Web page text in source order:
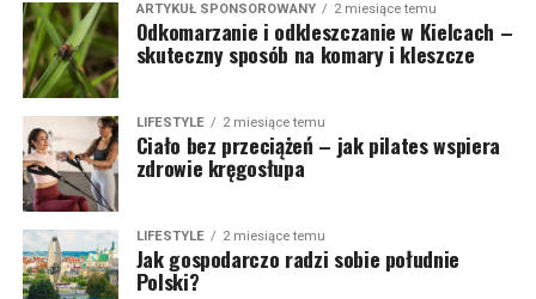
ARTYKUŁ SPONSOROWANY 2 miesiące temu
Odkomarzanie i odkleszczanie w Kielcach –
skuteczny sposób na komary i kleszcze
LIFESTYLE 2 miesiące temu
Ciało bez przeciążeń – jak pilates wspiera
zdrowie kręgosłupa
LIFESTYLE 2 miesiące temu
Jak gospodarczo radzi sobie południe
Polski?